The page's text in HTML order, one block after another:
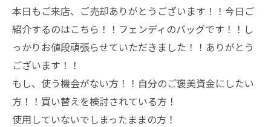
本日もご来店、ご売却ありがとうございます！！今日ご
紹介するのはこちら！！フェンディのバッグです！！し
っかりお値段頑張らせていただきました！！ありがとう
ございます！！
もし、使う機会がない方！！自分のご褒美資金にしたい
方！！買い替えを検討されている方！
使用していないでしまったままの方！